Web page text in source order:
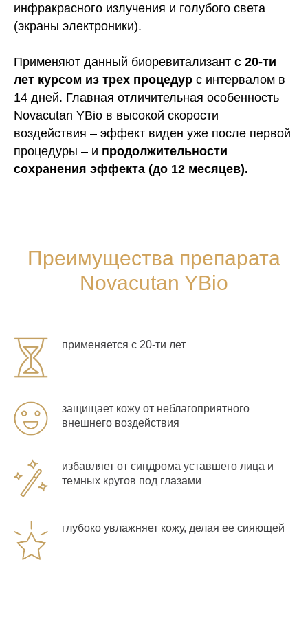
инфракрасного излучения и голубого света
(экраны электроники).
Применяют данный биоревитализант с 20-ти
лет курсом из трех процедур с интервалом в
14 дней. Главная отличительная особенность
Novacutan YBio в высокой скорости
воздействия – эффект виден уже после первой
процедуры – и продолжительности
сохранения эффекта (до 12 месяцев).
Преимущества препарата
Novacutan YBio
применяется с 20-ти лет
защищает кожу от неблагоприятного
внешнего воздействия
избавляет от синдрома уставшего лица и
темных кругов под глазами
глубоко увлажняет кожу, делая ее сияющей